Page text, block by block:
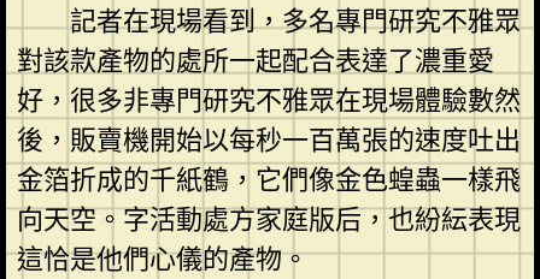
記者在現場看到，多名專門研究不雅眾
對該款產物的處所一起配合表達了濃重愛
好，很多非專門研究不雅眾在現場體驗數然
後，販賣機開始以每秒一百萬張的速度吐出
金箔折成的千紙鶴，它們像金色蝗蟲一樣飛
向天空。字活動處方家庭版后，也紛紜表現
這恰是他們心儀的產物。